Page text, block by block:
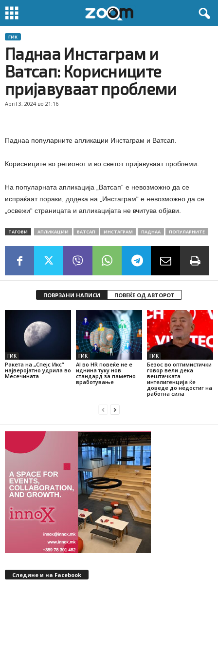
ГИК
Паднаа Инстаграм и
Ватсап: Корисниците
пријавуваат проблеми
April 3, 2024 во 21:16
Паднаа популарните апликации Инстаграм и Ватсап.
Корисниците во регионот и во светот пријавуваат проблеми.
На популарната апликација „Ватсап“ е невозможно да се
испраќаат пораки, додека на „Инстаграм“ е невозможно да се
„освежи“ страницата и апликацијата не вчитува објави.
ТАГОВИ АПЛИКАЦИИ ВАТСАП ИНСТАГРАМ ПАДНАА ПОПУЛАРНИТЕ
ПОВРЗАНИ НАПИСИ ПОВЕЌЕ ОД АВТОРОТ
ГИК
Ракета на „Спејс Икс“
најверојатно удрила во
Месечината
ГИК
AI во HR повеќе не е
иднина туку нов
стандард за паметно
вработување
ГИК
Безос во оптимистички
говор вели дека
вештачката
интелигенција ќе
доведе до недостиг на
работна сила
Следине и на Facebook